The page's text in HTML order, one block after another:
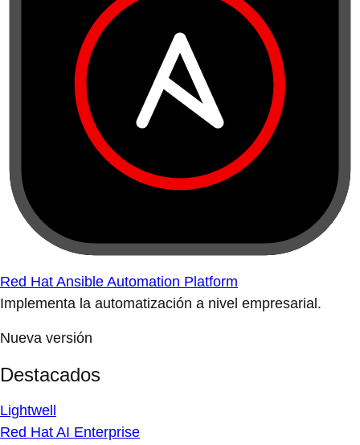
Red Hat Ansible Automation Platform
Implementa la automatización a nivel empresarial.
Nueva versión
Destacados
Lightwell
Red Hat AI Enterprise